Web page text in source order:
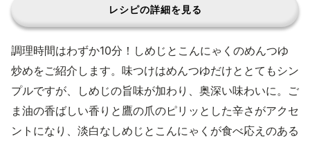
レシピの詳細を見る
調理時間はわずか10分！しめじとこんにゃくのめんつゆ
炒めをご紹介します。味つけはめんつゆだけととてもシン
プルですが、しめじの旨味が加わり、奥深い味わいに。ご
ま油の香ばしい香りと鷹の爪のピリッとした辛さがアクセ
ントになり、淡白なしめじとこんにゃくが食べ応えのある